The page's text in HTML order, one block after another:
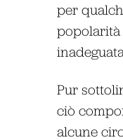
per
popolarità
Pur
ciò
alcune